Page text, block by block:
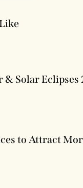
& Solar Eclipses
to Attract